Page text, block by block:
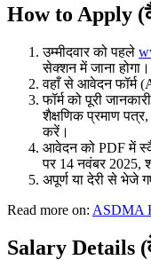
How to Apply
उम्मीदवार को पहले
सेक्शन में जाना होगा।
वहाँ से आवेदन फॉर्म
फॉर्म को पूरी
शैक्षणिक प्रमाण
करें।
आवेदन को PDF में
पर 14 नवंबर 2025,
अपूर्ण या देरी से भेजे
Read more on: ASDMA
Salary Details